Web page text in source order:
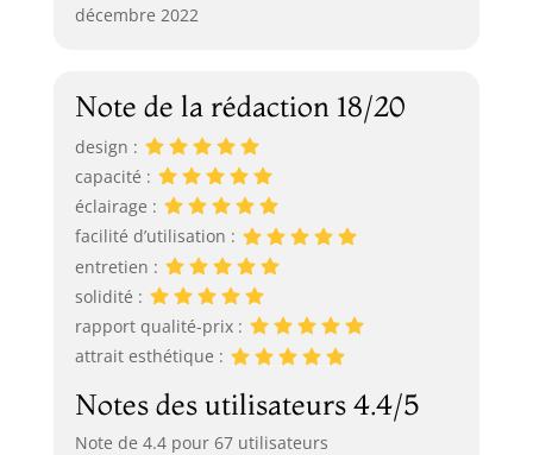
décembre 2022
Note de la rédaction 18/20
design :
capacité :
éclairage :
facilité d’utilisation :
entretien :
solidité :
rapport qualité-prix :
attrait esthétique :
Notes des utilisateurs 4.4/5
Note de 4.4 pour 67 utilisateurs